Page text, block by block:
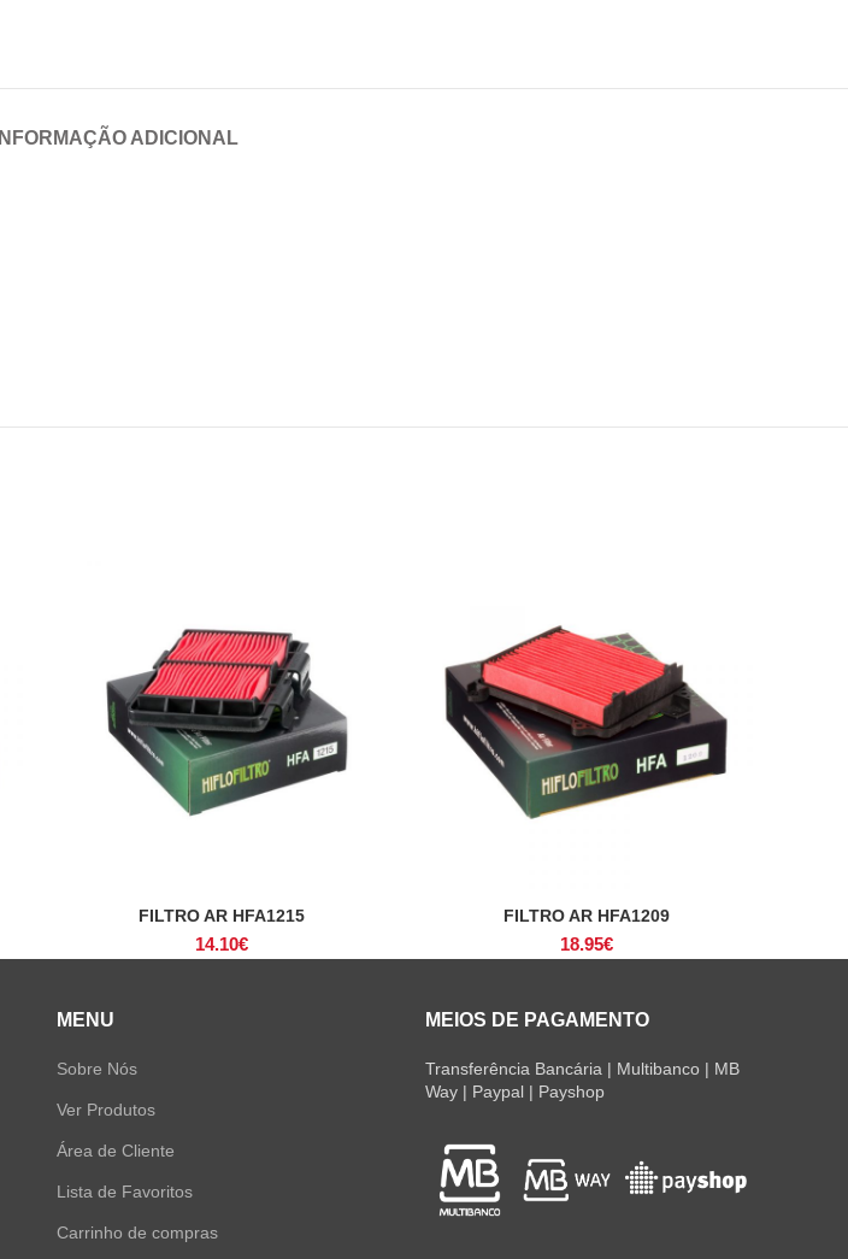
INFORMAÇÃO ADICIONAL
ADICIONAR
FILTRO AR HFA1215
14.10€
ADICIONAR
FILTRO AR HFA1209
18.95€
MENU
Sobre Nós
Ver Produtos
Área de Cliente
Lista de Favoritos
Carrinho de compras
MEIOS DE PAGAMENTO
Transferência Bancária | Multibanco | MB
Way | Paypal | Payshop